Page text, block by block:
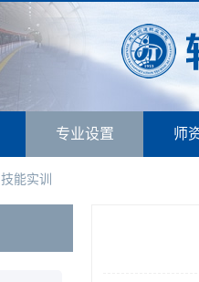
专业设置 师
技能实训